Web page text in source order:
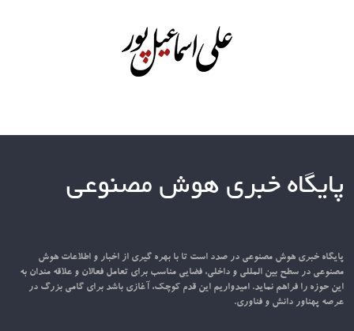
پایگاه خبری هوش مصنوعی
پایگاه خبری هوش مصنوعی در صدد است تا با بهره گیری از اخبار و اطلاعات هوش
مصنوعی در سطح بین المللی و داخلی، فضایی مناسب برای تعامل فعالان و علاقه مندان به
این حوزه را فراهم نماید. امیدواریم این قدم کوچک، آغازی باشد برای گامی بزرگ در
عرصه پهناور دانش و فناوری.